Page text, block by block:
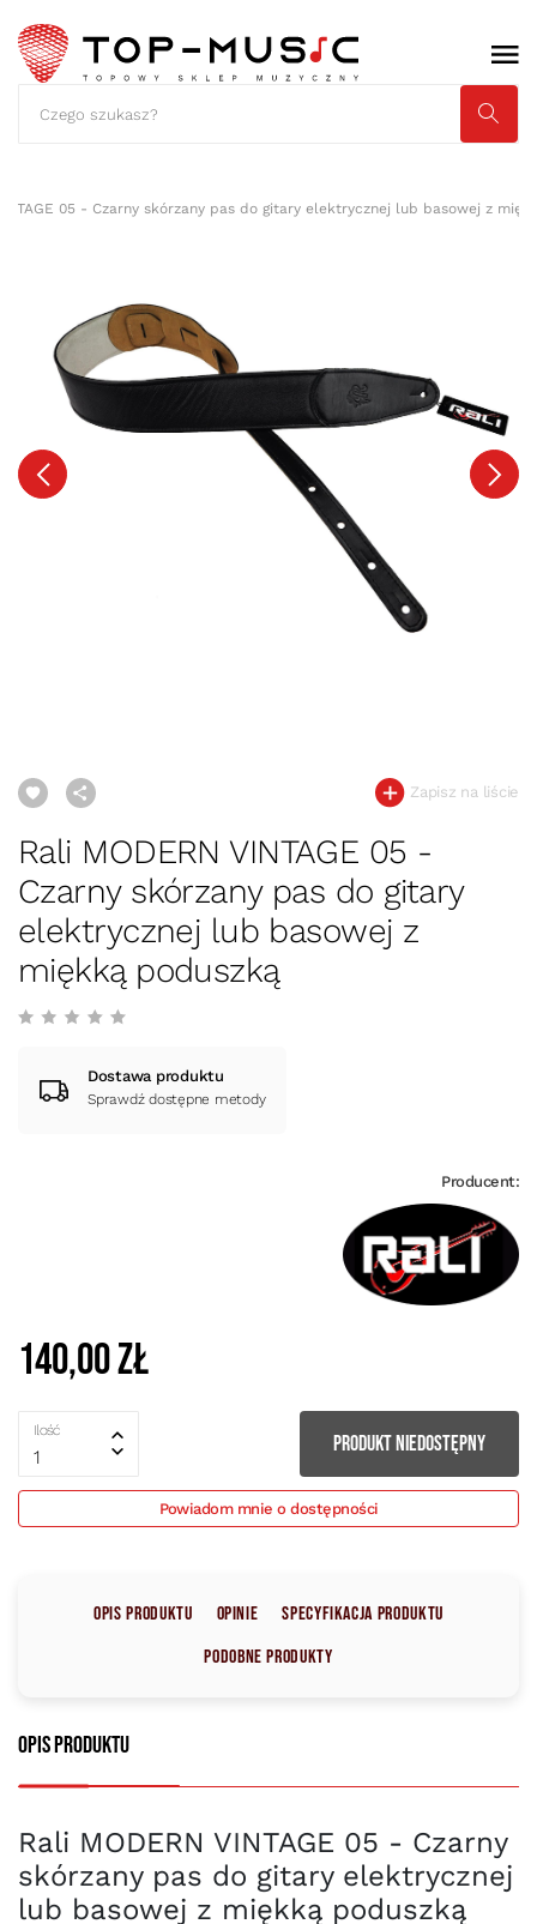
05 - Czarny skórzany pas do gitary elektrycznej lub basowej z
Zapisz na liście
Rali MODERN VINTAGE 05 -
Czarny skórzany pas do gitary
elektrycznej lub basowej z
miękką poduszką
Dostawa produktu
Sprawdź dostępne metody
Producent:
140,00 zł
Ilość
1
PRODUKT NIEDOSTĘPNY
Powiadom mnie o dostępności
Opis produktu Opinie
Specyfikacja produktu
Podobne produkty
Opis produktu
Rali MODERN VINTAGE 05 - Czarny
skórzany pas do gitary elektrycznej
lub basowej z miękką poduszką